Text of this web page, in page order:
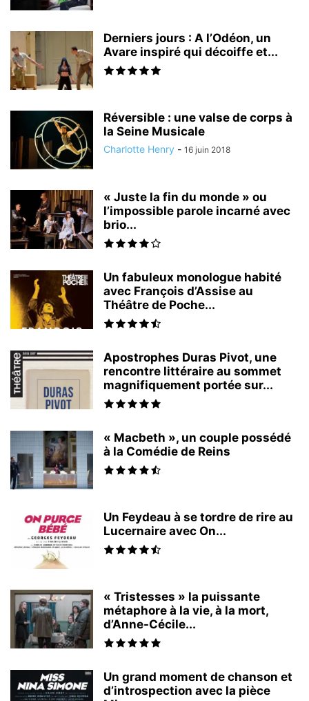
Derniers jours : A l’Odéon, un
Avare inspiré qui décoiffe et...
Réversible : une valse de corps à
la Seine Musicale
Charlotte Henry - 16 juin 2018
« Juste la fin du monde » ou
l’impossible parole incarné avec
brio...
Un fabuleux monologue habité
avec François d’Assise au
Théâtre de Poche...
Apostrophes Duras Pivot, une
rencontre littéraire au sommet
magnifiquement portée sur...
« Macbeth », un couple possédé
à la Comédie de Reins
Un Feydeau à se tordre de rire au
Lucernaire avec On...
« Tristesses » la puissante
métaphore à la vie, à la mort,
d’Anne-Cécile...
Un grand moment de chanson et
d’introspection avec la pièce